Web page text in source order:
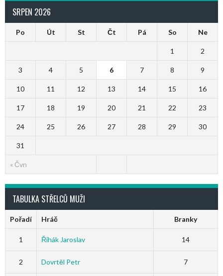
SRPEN 2026
Po Út St Čt Pá So Ne
« Čvn
1 2
3 4 5 6 7 8 9
10 11 12 13 14 15 16
17 18 19 20 21 22 23
24 25 26 27 28 29 30
31
TABULKA STŘELCŮ MUŽI
Pořadí Hráč Branky
1 Řihák Jaroslav 14
2 Dovrtěl Petr 7